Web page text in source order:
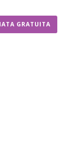
GRATUITA